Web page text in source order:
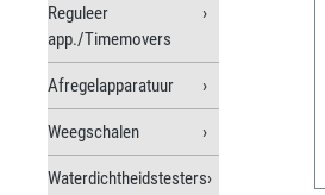
Reguleer
app./Timemovers
Afregelapparatuur
Weegschalen
Waterdichtheidstesters